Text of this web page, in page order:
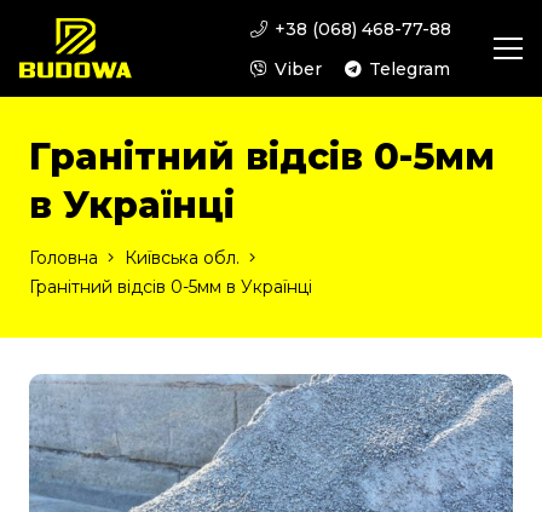
+38 (068) 468-77-88
Viber
Telegram
Гранітний відсів 0-5мм
в Українці
Головна
Київська обл.
Гранітний відсів 0-5мм в Українці